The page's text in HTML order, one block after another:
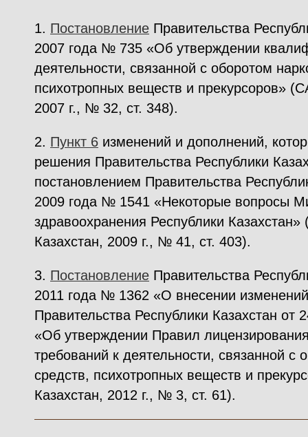
1. Постановление Правительства
2007 года № 735 «Об утверждении
деятельности, связанной с оборотом
психотропных веществ и прекурсоров»
2007 г., № 32, ст. 348).
2. Пункт 6 изменений и дополнений,
решения Правительства Республики
постановлением Правительства
2009 года № 1541 «Некоторые вопросы
здравоохранения Республики
Казахстан, 2009 г., № 41, ст. 403).
3. Постановление Правительства
2011 года № 1362 «О внесении
Правительства Республики Казахстан от
«Об утверждении Правил
требований к деятельности, связанной с
средств, психотропных веществ и
Казахстан, 2012 г., № 3, ст. 61).